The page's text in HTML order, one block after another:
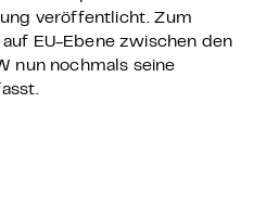
veröffentlicht. Zum
EU-Ebene zwischen den
nun nochmals seine